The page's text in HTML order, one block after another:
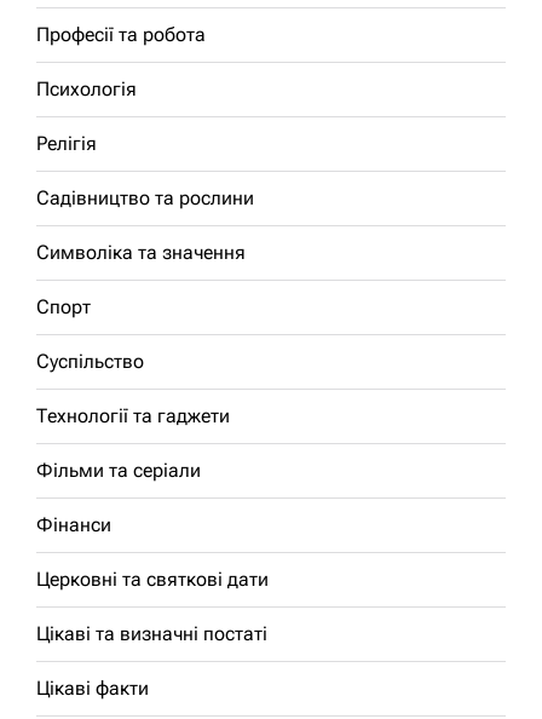
Професії та робота
Психологія
Релігія
Садівництво та рослини
Символіка та значення
Спорт
Суспільство
Технології та гаджети
Фільми та серіали
Фінанси
Церковні та святкові дати
Цікаві та визначні постаті
Цікаві факти